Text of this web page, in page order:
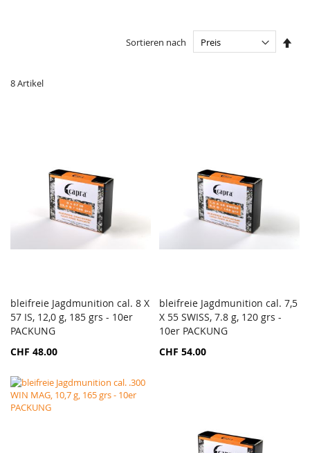
8Artikel
Sortieren nach
In den Warenkorb
VERGLEICHSLISTE
bleifreie Jagdmunition cal. 8 X
57 IS, 12,0 g, 185 grs - 10er
PACKUNG
CHF 48.00
In den Warenkorb
bleifreie Jagdmunition cal. 7,5
X 55 SWISS, 7.8 g, 120 grs -
10er PACKUNG
CHF 54.00